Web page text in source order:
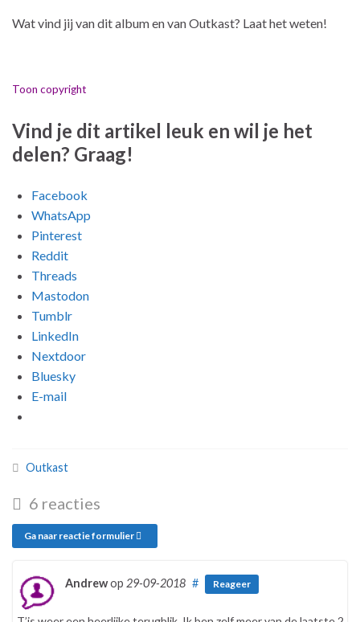
Wat vind jij van dit album en van Outkast? Laat het weten!
Toon copyright
Vind je dit artikel leuk en wil je het
delen? Graag!
Facebook
WhatsApp
Pinterest
Reddit
Threads
Mastodon
Tumblr
LinkedIn
Nextdoor
Bluesky
E-mail
Outkast
6 reacties
Ga naar reactie formulier
Andrewop 29-09-2018 # Reageer